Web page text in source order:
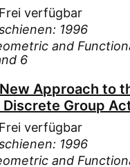
Frei verfügbar
1996
and
6
Approach to
Discrete Group
Frei verfügbar
1996
and